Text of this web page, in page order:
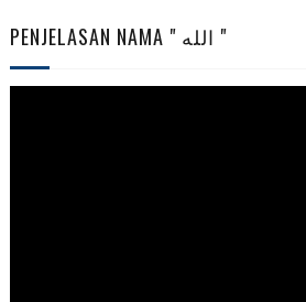
PENJELASAN NAMA " الله "